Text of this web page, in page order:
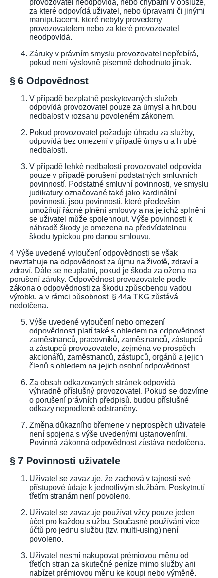
provozovatel neodpovídá, nebo chybami v obsluze,
za které odpovídá uživatel, nebo úpravami či jinými
manipulacemi, které nebyly provedeny
provozovatelem nebo za které provozovatel
neodpovídá.
Záruky v právním smyslu provozovatel nepřebírá,
pokud není výslovně písemně dohodnuto jinak.
§ 6 Odpovědnost
V případě bezplatně poskytovaných služeb
odpovídá provozovatel pouze za úmysl a hrubou
nedbalost v rozsahu povoleném zákonem.
Pokud provozovatel požaduje úhradu za služby,
odpovídá bez omezení v případě úmyslu a hrubé
nedbalosti.
V případě lehké nedbalosti provozovatel odpovídá
pouze v případě porušení podstatných smluvních
povinností. Podstatné smluvní povinnosti, ve smyslu
judikatury označované také jako kardinální
povinnosti, jsou povinnosti, které především
umožňují řádné plnění smlouvy a na jejichž splnění
se uživatel může spolehnout. Výše povinnosti k
náhradě škody je omezena na předvídatelnou
škodu typickou pro danou smlouvu.
4 Výše uvedené vyloučení odpovědnosti se však
nevztahuje na odpovědnost za újmu na životě, zdraví a
zdraví. Dále se neuplatní, pokud je škoda založena na
porušení záruky. Odpovědnost provozovatele podle
zákona o odpovědnosti za škodu způsobenou vadou
výrobku a v rámci působnosti § 44a TKG zůstává
nedotčena.
Výše uvedené vyloučení nebo omezení
odpovědnosti platí také s ohledem na odpovědnost
zaměstnanců, pracovníků, zaměstnanců, zástupců
a zástupců provozovatele, zejména ve prospěch
akcionářů, zaměstnanců, zástupců, orgánů a jejich
členů s ohledem na jejich osobní odpovědnost.
Za obsah odkazovaných stránek odpovídá
výhradně příslušný provozovatel. Pokud se dozvíme
o porušení právních předpisů, budou příslušné
odkazy neprodleně odstraněny.
Změna důkazního břemene v neprospěch uživatele
není spojena s výše uvedenými ustanoveními.
Povinná zákonná odpovědnost zůstává nedotčena.
§ 7 Povinnosti uživatele
Uživatel se zavazuje, že zachová v tajnosti své
přístupové údaje k jednotlivým službám. Poskytnutí
třetím stranám není povoleno.
Uživatel se zavazuje používat vždy pouze jeden
účet pro každou službu. Současné používání více
účtů pro jednu službu (tzv. multi-using) není
povoleno.
Uživatel nesmí nakupovat prémiovou měnu od
třetích stran za skutečné peníze mimo služby ani
nabízet prémiovou měnu ke koupi nebo výměně.